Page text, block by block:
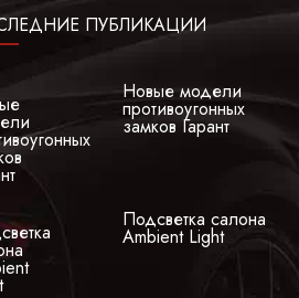
ПУБЛИКАЦИИ
Новые модели
противоугонных
замков Гарант
Подсветка салона
Ambient Light